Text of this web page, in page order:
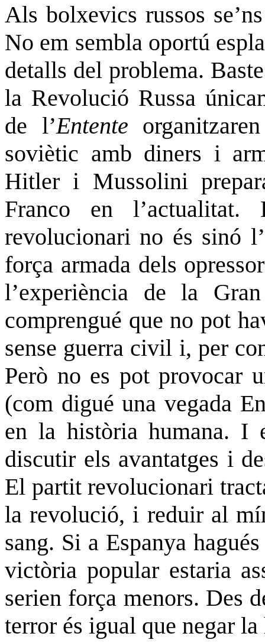
Als bolxevics russos
No em sembla oportú
detalls del problema.
la Revolució Russa
de l’Entente
soviètic amb diners i
Hitler i Mussolini
Franco en
revolucionari no és sinó l’
força armada dels
l’experiència de la
comprengué que no pot
sense guerra civil i, per
Però no es pot provocar
(com digué una vegada
en la història humana. I
discutir els avantatges i
El partit revolucionari
la revolució, i reduir al
sang. Si a Espanya
victòria popular estaria
serien força menors. Des
terror és igual que negar